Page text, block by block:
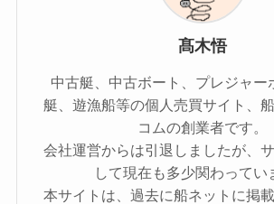
髙木悟
中古艇、中古ボート、プレジャー
艇、遊漁船等の個人売買サイト、
コムの創業者です。
会社運営からは引退しましたが、
して現在も多少関わってい
本サイトは、過去に船ネットに掲